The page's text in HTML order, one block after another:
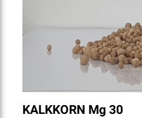
KALKKORN Mg 30